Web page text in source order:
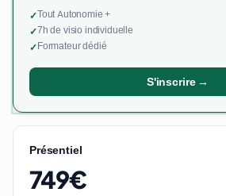
✓Tout Autonomie +
✓7h de visio individuelle
✓Formateur dédié
S'inscrire →
Présentiel
749€